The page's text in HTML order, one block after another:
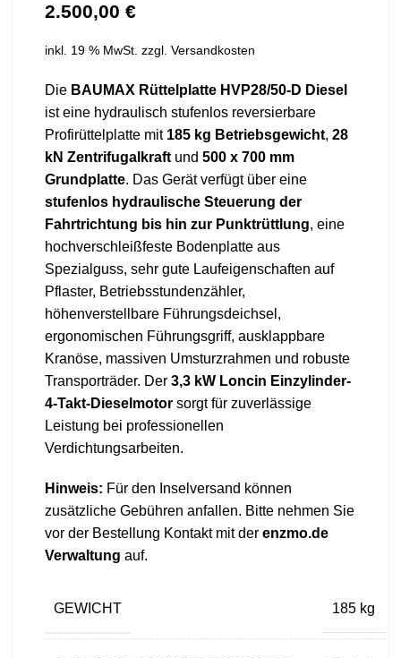
€
inkl. 19 % MwSt. zzgl. Versandkosten
Die BAUMAX Rüttelplatte HVP28/50-D Diesel
ist eine hydraulisch stufenlos reversierbare
Profirüttelplatte mit 185 kg Betriebsgewicht, 28
kN Zentrifugalkraft und 500 x 700 mm
Grundplatte. Das Gerät verfügt über eine
stufenlos hydraulische Steuerung der
Fahrtrichtung bis hin zur Punktrüttlung, eine
hochverschleißfeste Bodenplatte aus
Spezialguss, sehr gute Laufeigenschaften auf
Pflaster, Betriebsstundenzähler,
höhenverstellbare Führungsdeichsel,
ergonomischen Führungsgriff, ausklappbare
Kranöse, massiven Umsturzrahmen und robuste
Transporträder. Der 3,3 kW Loncin Einzylinder-
4-Takt-Dieselmotor sorgt für zuverlässige
Leistung bei professionellen
Verdichtungsarbeiten.
Hinweis: Für den Inselversand können
zusätzliche Gebühren anfallen. Bitte nehmen Sie
vor der Bestellung Kontakt mit der enzmo.de
Verwaltung auf.
GEWICHT 185 kg